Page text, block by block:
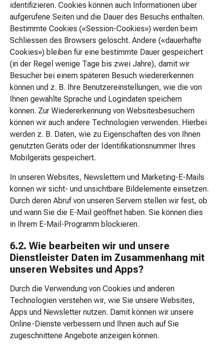
Aromen
Backen
&
Kochen
Ferment
Küchenfolien
&
Backpapier
Lebensmittelfarbstoff
Geliermittel
Backmischungen
Lebensmittel
Reform-
Bioprodukte
Schokoladen-
Riegel
&
Snacks
Cracker
&
Knäckebrot
Müesli
&
Cerealien
Getreide
&
Hülsenfrüchte
identifizieren. Cookies können auch Informationen über
aufgerufene Seiten und die Dauer des Besuchs enthalten.
Bestimmte Cookies («Session-Cookies») werden beim
Schliessen des Browsers gelöscht. Andere («dauerhafte
Cookies») bleiben für eine bestimmte Dauer gespeichert
(in der Regel wenige Tage bis zwei Jahre), damit wir
Besucher bei einem späteren Besuch wiedererkennen
können und z. B. Ihre Benutzereinstellungen, wie die von
Ihnen gewählte Sprache und Logindaten speichern
können. Zur Wiedererkennung von Websitesbesuchern
können wir auch andere Technologien verwenden. Hierbei
werden z. B. Daten, wie zu Eigenschaften des von Ihnen
genutzten Geräts oder der Identifikationsnummer Ihres
Mobilgeräts gespeichert.
In unseren Websites, Newslettern und Marketing-E-Mails
können wir sicht- und unsichtbare Bildelemente einsetzen.
Durch deren Abruf von unseren Servern stellen wir fest, ob
und wann Sie die E-Mail geöffnet haben. Sie können dies
in Ihrem E-Mail-Programm blockieren.
6.2. Wie bearbeiten wir und unsere
Dienstleister Daten im Zusammenhang mit
unseren Websites und Apps?
Durch die Verwendung von Cookies und anderen
Technologien verstehen wir, wie Sie unsere Websites,
Apps und Newsletter nutzen. Damit können wir unsere
Online-Dienste verbessern und Ihnen auch auf Sie
zugeschnittene Angebote anzeigen können.